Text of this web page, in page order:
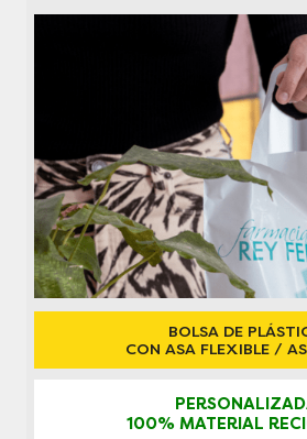
BOLSA DE
CON ASA FLEXIBLE /
100% MATERIAL